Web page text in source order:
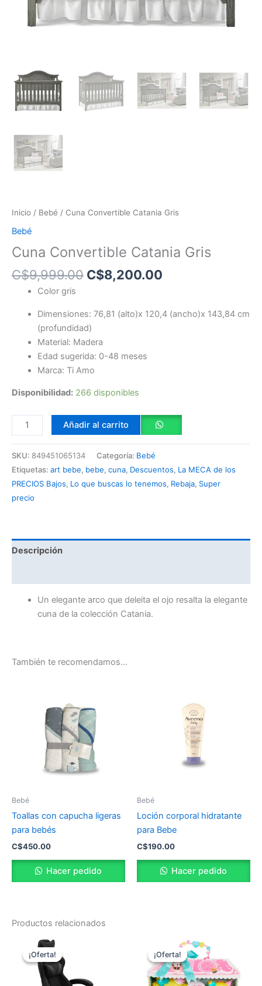
Inicio / Bebé / Cuna Convertible Catania Gris
Bebé
Cuna Convertible Catania Gris
C$9,999.00 C$8,200.00
Color gris
Dimensiones: 76,81 (alto)x 120,4 (ancho)x 143,84 cm
(profundidad)
Material: Madera
Edad sugerida: 0-48 meses
Marca: Ti Amo
Disponibilidad: 266 disponibles
Añadir al carrito
SKU: 849451065134 Categoría: Bebé
Etiquetas: art bebe, bebe, cuna, Descuentos, La MECA de los
PRECIOS Bajos, Lo que buscas lo tenemos, Rebaja, Super
precio
Descripción
Un elegante arco que deleita el ojo resalta la elegante
cuna de la colección Catania.
También te recomendamos…
Bebé
Toallas con capucha ligeras
para bebés
C$450.00
Hacer pedido
Bebé
Loción corporal hidratante
para Bebe
C$190.00
Hacer pedido
Productos relacionados
¡Oferta!
¡Oferta!
original
era:
C$6,899.00. C$4,100.00.
¡Oferta!
¡Oferta!
El
precio
original
era:
C$1,600.00.
actual
es: